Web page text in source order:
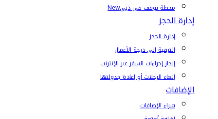
محطة توقف في دبيNew
إدارة الحجز
إدارة الحجز
الترقية إلى درجة الأعمال
إنجاز إجراءات السفر عبر الإنترنت
إلغاء الرحلات أو إعادة جدولتها
الإضافات
شراء الإضافات